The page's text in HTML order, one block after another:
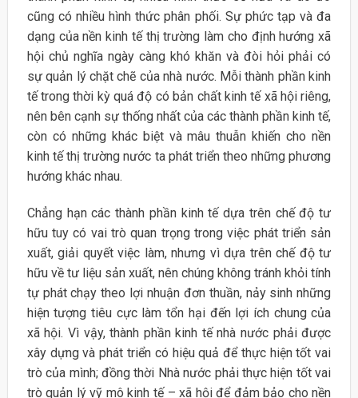
cũng có nhiều hình thức phân phối. Sự phức tạp và đa
dạng của nền kinh tế thị trường làm cho định hướng xã
hội chủ nghĩa ngày càng khó khăn và đòi hỏi phải có
sự quản lý chặt chẽ của nhà nước. Mỗi thành phần kinh
tế trong thời kỳ quá độ có bản chất kinh tế xã hội riêng,
nên bên cạnh sự thống nhất của các thành phần kinh tế,
còn có những khác biệt và mâu thuẫn khiến cho nền
kinh tế thị trường nước ta phát triển theo những phương
hướng khác nhau.
Chẳng hạn các thành phần kinh tế dựa trên chế độ tư
hữu tuy có vai trò quan trọng trong việc phát triển sản
xuất, giải quyết việc làm, nhưng vì dựa trên chế độ tư
hữu về tư liệu sản xuất, nên chúng không tránh khỏi tính
tự phát chạy theo lợi nhuận đơn thuần, nảy sinh những
hiện tượng tiêu cực làm tổn hại đến lợi ích chung của
xã hội. Vì vậy, thành phần kinh tế nhà nước phải được
xây dựng và phát triển có hiệu quả để thực hiện tốt vai
trò của mình; đồng thời Nhà nước phải thực hiện tốt vai
trò quản lý vỹ mô kinh tế – xã hội để đảm bảo cho nền